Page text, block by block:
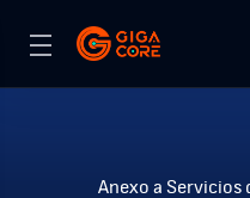
Anexo a